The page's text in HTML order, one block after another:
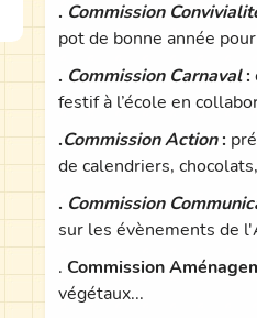
. Commission
pot de bonne année
. Commission Carnaval:
festif à l’école en
.Commission Action:
de calendriers,
. Commission
sur les évènements de
. Commission
végétaux...